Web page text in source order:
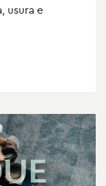
usura e